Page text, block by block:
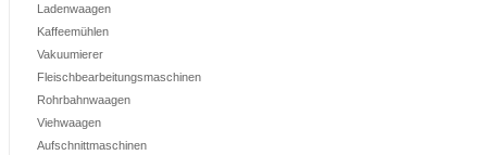
Ladenwaagen
Kaffeemühlen
Vakuumierer
Fleischbearbeitungsmaschinen
Rohrbahnwaagen
Viehwaagen
Aufschnittmaschinen